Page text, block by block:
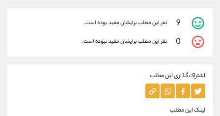
9 نفر این مطلب برایشان مفید بوده است.
0 نفر این مطلب برایشان مفید نبوده است.
اشتراک گذاری این مطلب
لینک این مطلب